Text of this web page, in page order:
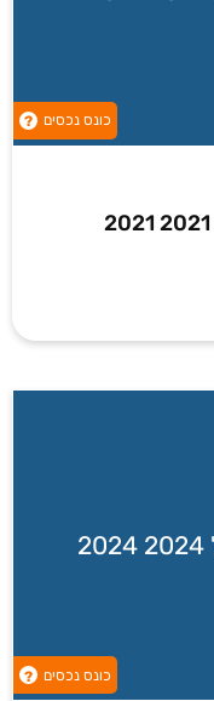
כונס נכסים ?
כונס נכסים ?